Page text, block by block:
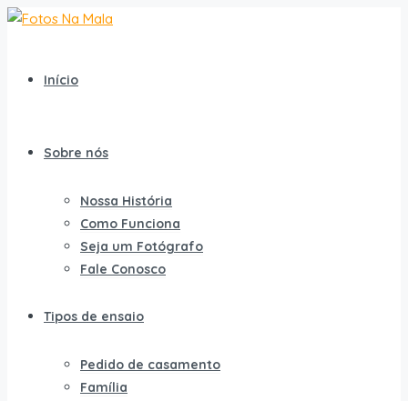
Início
Sobre nós
Nossa História
Como Funciona
Seja um Fotógrafo
Fale Conosco
Tipos de ensaio
Pedido de casamento
Família